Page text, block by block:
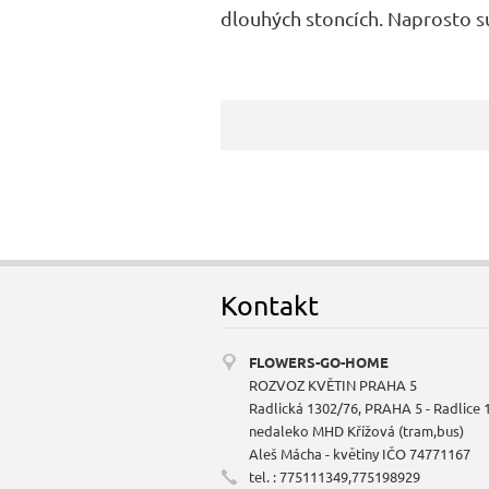
dlouhých stoncích. Naprosto
Kontakt
FLOWERS-GO-HOME
ROZVOZ KVĚTIN PRAHA 5
Radlická 1302/76, PRAHA 5 - Radlice
nedaleko MHD Křížová (tram,bus)
Aleš Mácha - květiny IČO 74771167
tel. : 775111349,775198929